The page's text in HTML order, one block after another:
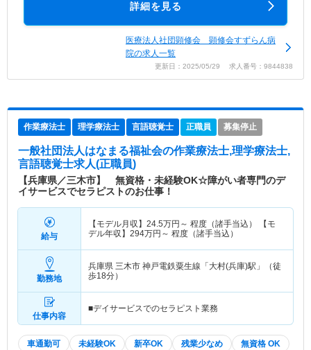
詳細を見る
医療法人社団顕修会 顕修会すずらん病
院の求人一覧
更新日：2025/05/29 求人番号：9844838
作業療法士 理学療法士 言語聴覚士 正職員 募集停止
一般社団法人はなまる福祉会の作業療法士,理学療法士,
言語聴覚士求人(正職員)
【兵庫県／三木市】 無資格・未経験OK☆障がい者専門のデ
イサービスでセラピストのお仕事！
給与
【モデル月収】 24.5万円～ 程度（諸手当込） 【モ
デル年収】 294万円～ 程度（諸手当込）
勤務地
兵庫県 三木市 神戸電鉄粟生線「大村(兵庫)駅」（徒
歩18分）
仕事内容
■デイサービスでのセラピスト業務
車通勤可 未経験OK 新卒OK 残業少なめ 無資格 OK